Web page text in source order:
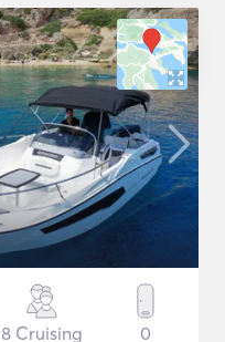
8 Cruising 0